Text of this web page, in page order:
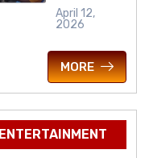
April 12,
2026
MORE
ENTERTAINMENT